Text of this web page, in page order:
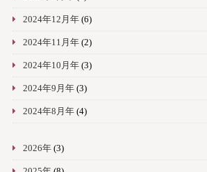
2024年12月年(6)
2024年11月年(2)
2024年10月年(3)
2024年9月年(3)
2024年8月年(4)
2026年(3)